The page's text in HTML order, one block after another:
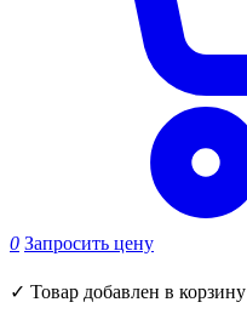
0 Запросить цену
✓ Товар добавлен в корзину